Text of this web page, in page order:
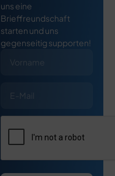
uns eine
Brieffreundschaft
starten und uns
gegenseitig supporten!